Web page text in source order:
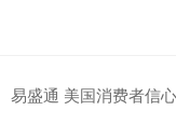
易盛通 美国消费者信